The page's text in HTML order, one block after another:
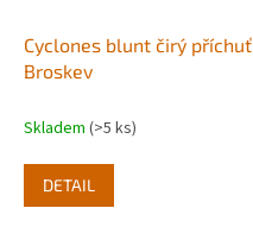
Cyclones blunt čirý příchuť
Broskev
Skladem (>5 ks)
DETAIL